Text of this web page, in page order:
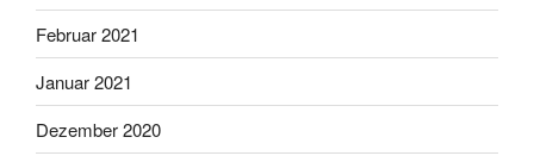
Februar 2021
Januar 2021
Dezember 2020